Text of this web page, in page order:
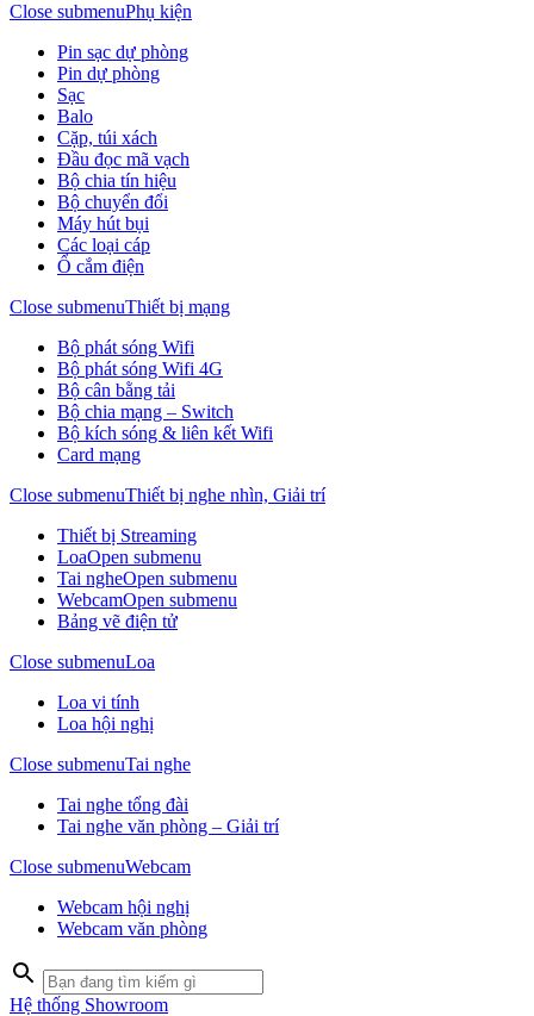
Close submenuPhụ kiện
Pin sạc dự phòng
Pin dự phòng
Sạc
Balo
Cặp, túi xách
Đầu đọc mã vạch
Bộ chia tín hiệu
Bộ chuyển đổi
Máy hút bụi
Các loại cáp
Ổ cắm điện
Close submenuThiết bị mạng
Bộ phát sóng Wifi
Bộ phát sóng Wifi 4G
Bộ cân bằng tải
Bộ chia mạng – Switch
Bộ kích sóng & liên kết Wifi
Card mạng
Close submenuThiết bị nghe nhìn, Giải trí
Thiết bị Streaming
LoaOpen submenu
Tai ngheOpen submenu
WebcamOpen submenu
Bảng vẽ điện tử
Close submenuLoa
Loa vi tính
Loa hội nghị
Close submenuTai nghe
Tai nghe tổng đài
Tai nghe văn phòng – Giải trí
Close submenuWebcam
Webcam hội nghị
Webcam văn phòng
Hệ thống Showroom